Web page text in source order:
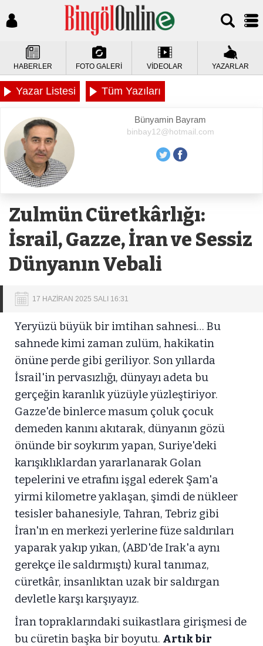
HABERLER FOTO GALERİ VİDEOLAR YAZARLAR
Yazar Listesi Tüm Yazıları
Bünyamin Bayram
binbay12@hotmail.com
Zulmün Cüretkârlığı:
İsrail, Gazze, İran ve Sessiz
Dünyanın Vebali
17 HAZİRAN 2025 SALI 16:31
Yeryüzü büyük bir imtihan sahnesi… Bu
sahnede kimi zaman zulüm, hakikatin
önüne perde gibi geriliyor. Son yıllarda
İsrail'in pervasızlığı, dünyayı adeta bu
gerçeğin karanlık yüzüyle yüzleştiriyor.
Gazze'de binlerce masum çoluk çocuk
demeden kanını akıtarak, dünyanın gözü
önünde bir soykırım yapan, Suriye'deki
karışıklıklardan yararlanarak Golan
tepelerini ve etrafını işgal ederek Şam'a
yirmi kilometre yaklaşan, şimdi de nükleer
tesisler bahanesiyle, Tahran, Tebriz gibi
İran'ın en merkezi yerlerine füze saldırıları
yaparak yakıp yıkan, (ABD'de Irak'a aynı
gerekçe ile saldırmıştı) kural tanımaz,
cüretkâr, insanlıktan uzak bir saldırgan
devletle karşı karşıyayız.
İran topraklarındaki suikastlara girişmesi de
bu cüretin başka bir boyutu. Artık bir